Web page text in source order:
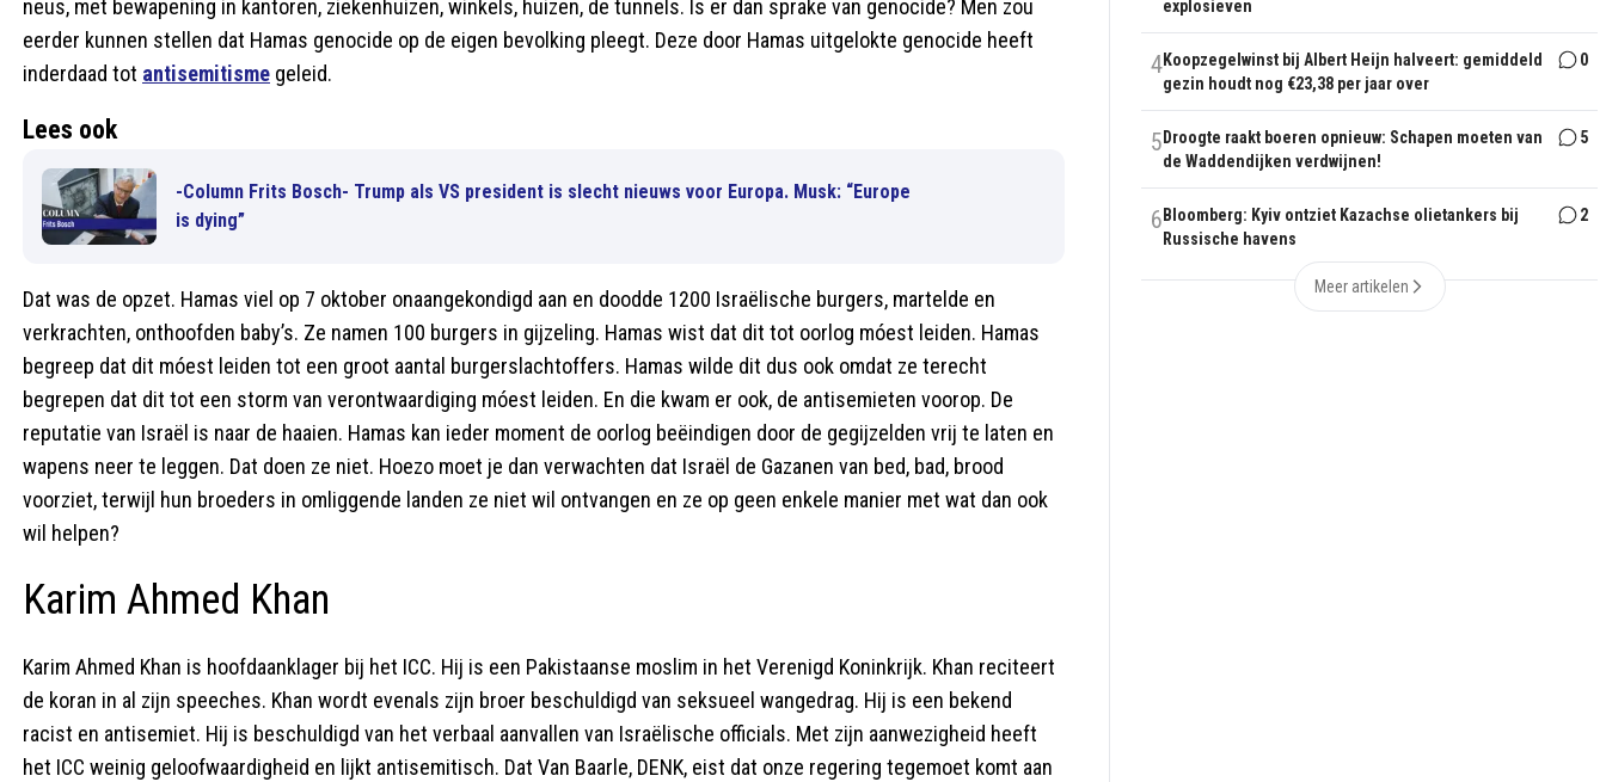
neus, met bewapening in kantoren, ziekenhuizen, winkels, huizen, de tunnels. Is er dan sprake van genocide? Men zou
eerder kunnen stellen dat Hamas genocide op de eigen bevolking pleegt. Deze door Hamas uitgelokte genocide heeft
inderdaad tot antisemitisme geleid.
Lees ook
-Column Frits Bosch- Trump als VS president is slecht nieuws voor Europa. Musk: “Europe
is dying”
Dat was de opzet. Hamas viel op 7 oktober onaangekondigd aan en doodde 1200 Israëlische burgers, martelde en
verkrachten, onthoofden baby’s. Ze namen 100 burgers in gijzeling. Hamas wist dat dit tot oorlog móest leiden. Hamas
begreep dat dit móest leiden tot een groot aantal burgerslachtoffers. Hamas wilde dit dus ook omdat ze terecht
begrepen dat dit tot een storm van verontwaardiging móest leiden. En die kwam er ook, de antisemieten voorop. De
reputatie van Israël is naar de haaien. Hamas kan ieder moment de oorlog beëindigen door de gegijzelden vrij te laten en
wapens neer te leggen. Dat doen ze niet. Hoezo moet je dan verwachten dat Israël de Gazanen van bed, bad, brood
voorziet, terwijl hun broeders in omliggende landen ze niet wil ontvangen en ze op geen enkele manier met wat dan ook
wil helpen?
Karim Ahmed Khan
Karim Ahmed Khan is hoofdaanklager bij het ICC. Hij is een Pakistaanse moslim in het Verenigd Koninkrijk. Khan reciteert
de koran in al zijn speeches. Khan wordt evenals zijn broer beschuldigd van seksueel wangedrag. Hij is een bekend
racist en antisemiet. Hij is beschuldigd van het verbaal aanvallen van Israëlische officials. Met zijn aanwezigheid heeft
het ICC weinig geloofwaardigheid en lijkt antisemitisch. Dat Van Baarle, DENK, eist dat onze regering tegemoet komt aan
explosieven
4Koopzegelwinst bij Albert Heijn halveert: gemiddeld
gezin houdt nog €23,38 per jaar over
0
5 Droogte raakt boeren opnieuw: Schapen moeten van
de Waddendijken verdwijnen!
5
6 Bloomberg: Kyiv ontziet Kazachse olietankers bij
Russische havens
2
Meer artikelen